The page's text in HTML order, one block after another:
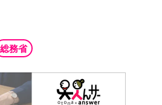
総務省